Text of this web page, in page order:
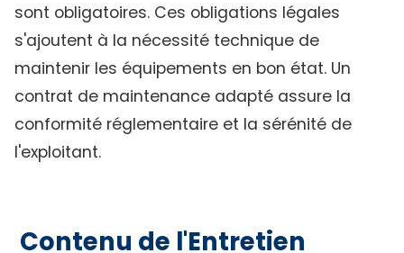
sont obligatoires. Ces obligations légales
s'ajoutent à la nécessité technique de
maintenir les équipements en bon état. Un
contrat de maintenance adapté assure la
conformité réglementaire et la sérénité de
l'exploitant.
Contenu de l'Entretien